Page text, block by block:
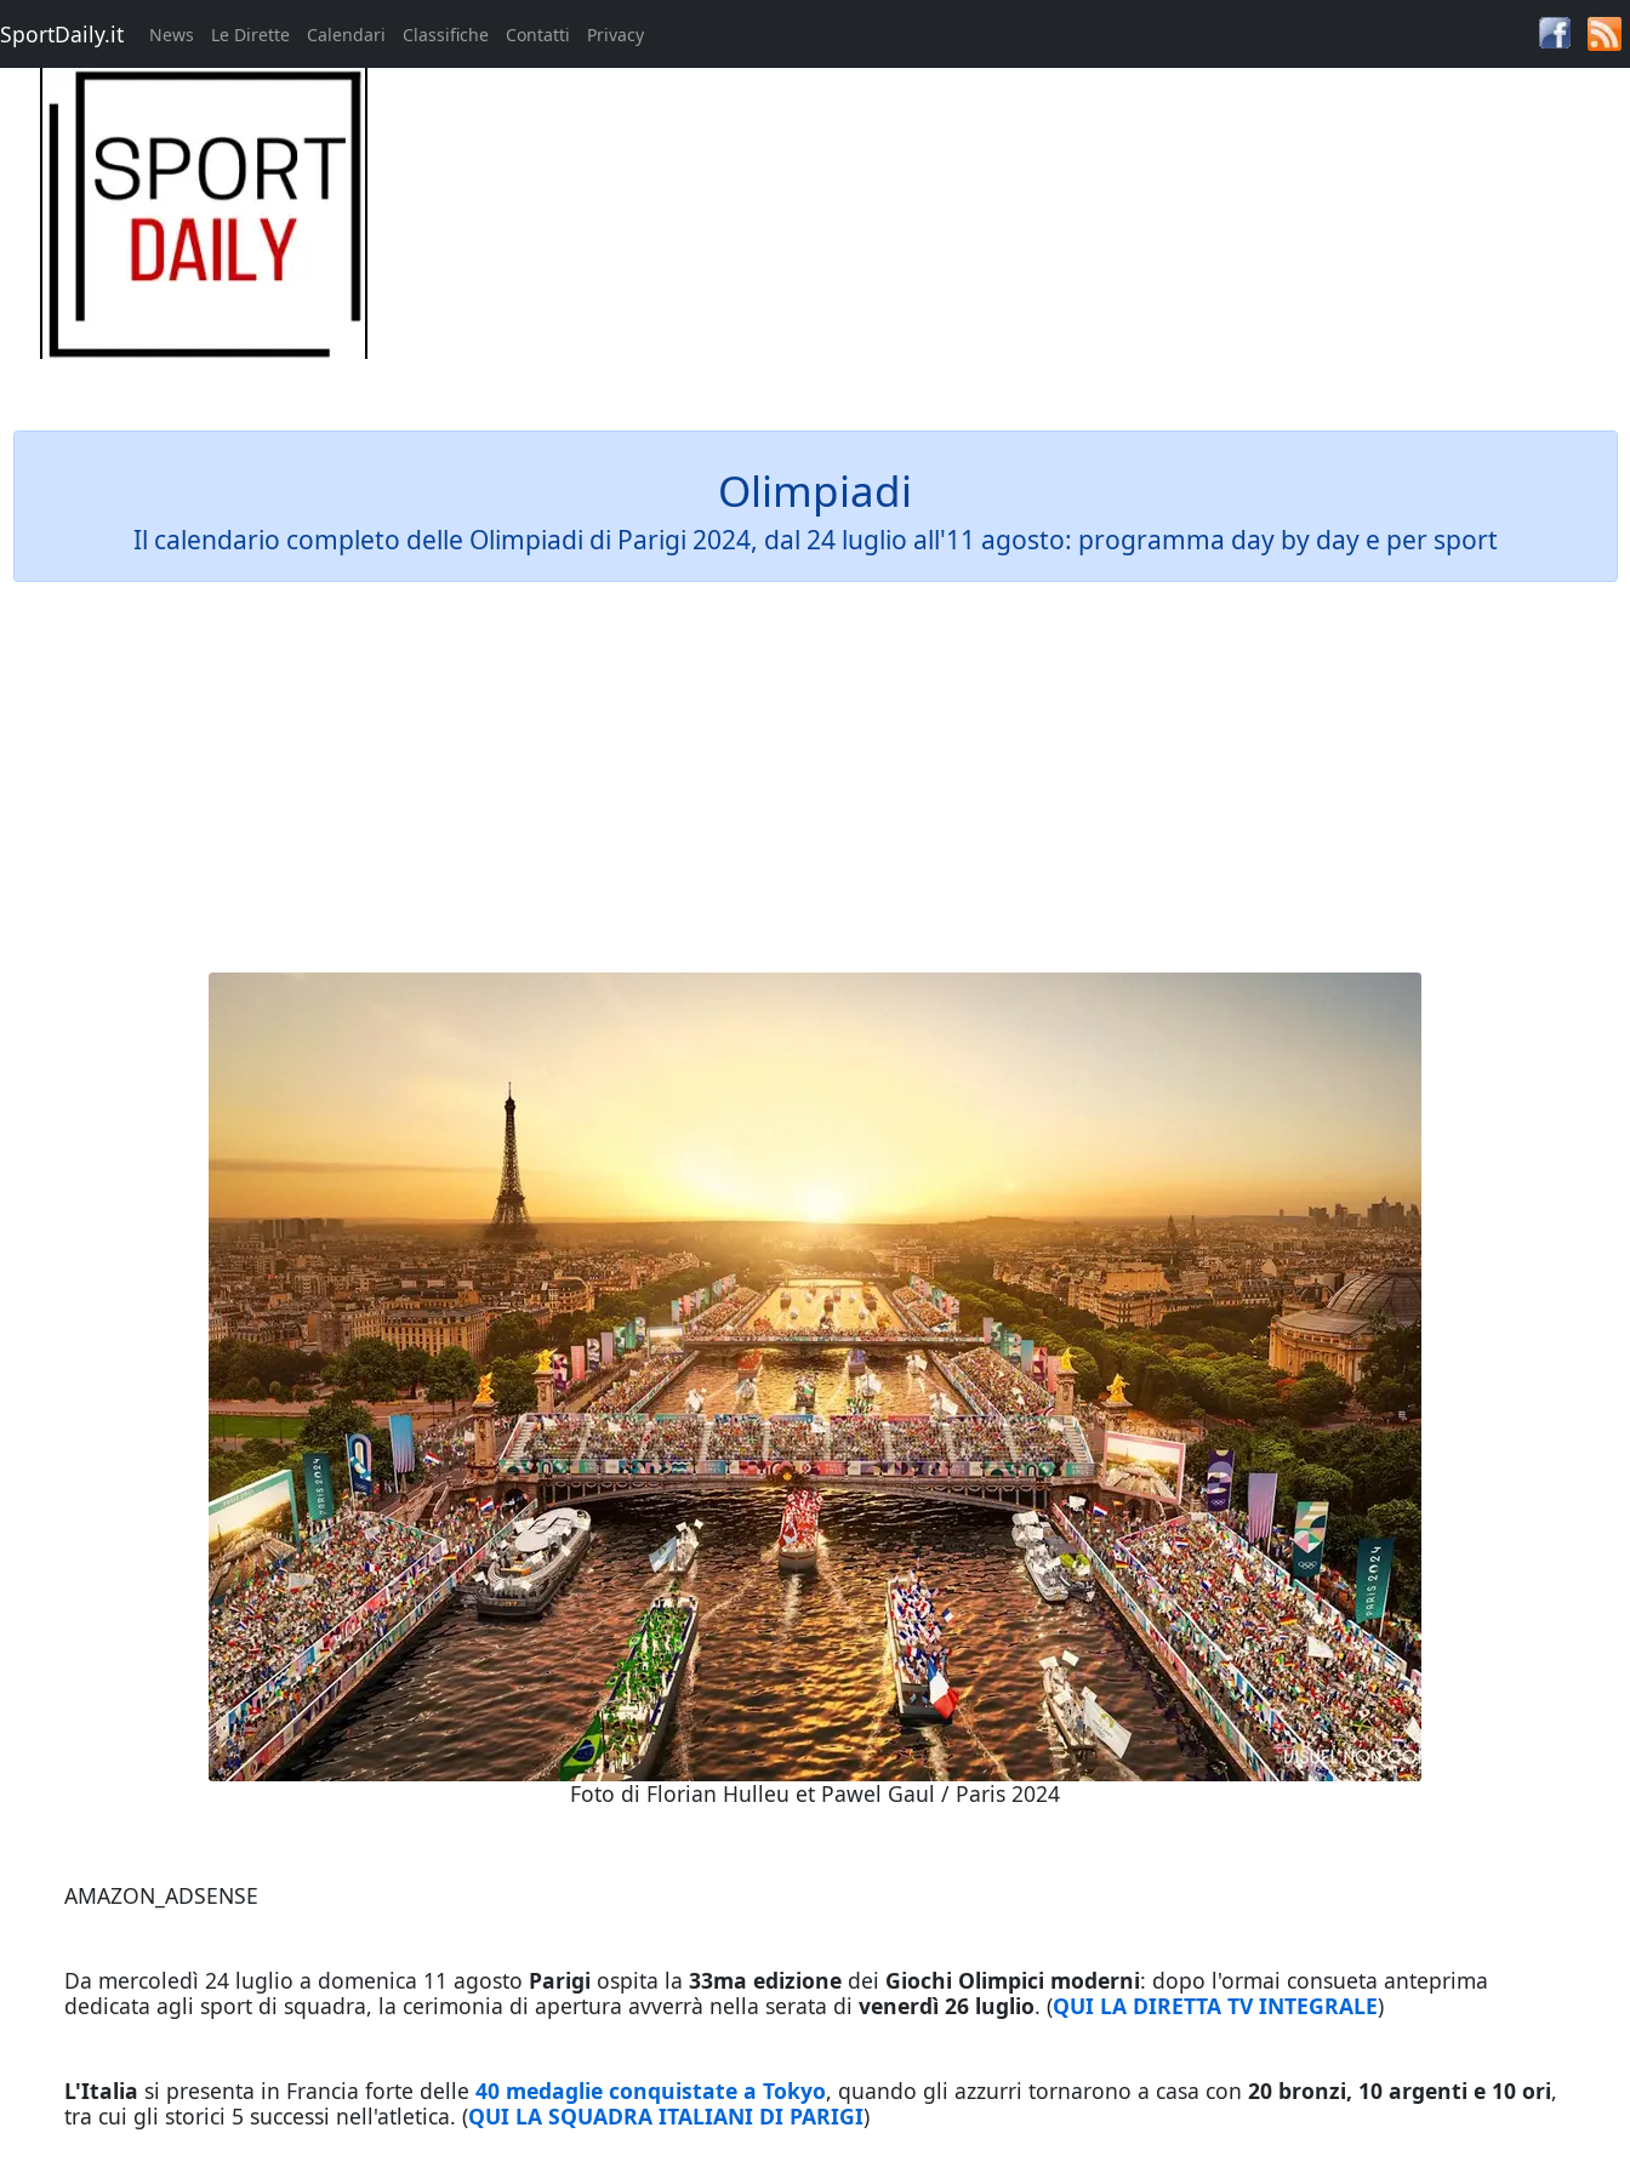
SportDaily.it News Le Dirette Calendari Classifiche Contatti Privacy
Olimpiadi
Il calendario completo delle Olimpiadi di Parigi 2024, dal 24 luglio all'11 agosto: programma day by day e per sport
Foto di Florian Hulleu et Pawel Gaul / Paris 2024
AMAZON_ADSENSE
Da mercoledì 24 luglio a domenica 11 agosto Parigi ospita la 33ma edizionedei Giochi Olimpici moderni: dopo l'ormai consueta anteprima
dedicata agli sport di squadra, la cerimonia di apertura avverrà nella serata di venerdì 26 luglio. (QUI LA DIRETTA TV INTEGRALE)
L'Italia si presenta in Francia forte delle 40 medaglie conquistate a Tokyo, quando gli azzurri tornarono a casa con 20 bronzi, 10 argenti e 10 ori,
tra cui gli storici 5 successi nell'atletica. (QUI LA SQUADRA ITALIANI DI PARIGI)